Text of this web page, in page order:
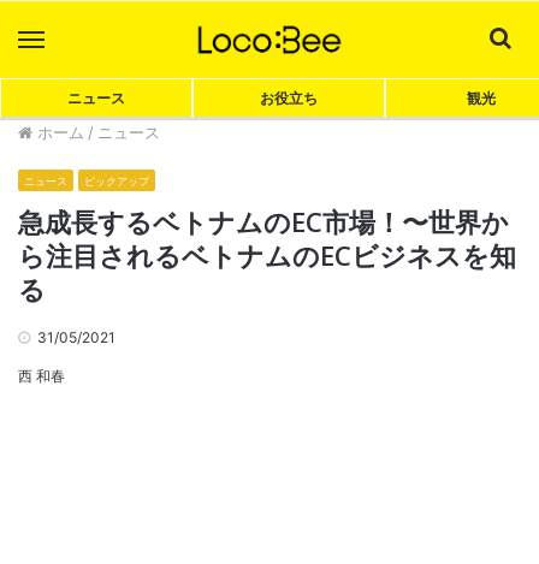
ニュース お役立ち 観光
ホーム / ニュース
ニュース ピックアップ
急成長するベトナムのEC市場！〜世界か
ら注目されるベトナムのECビジネスを知
る
31/05/2021
西 和春